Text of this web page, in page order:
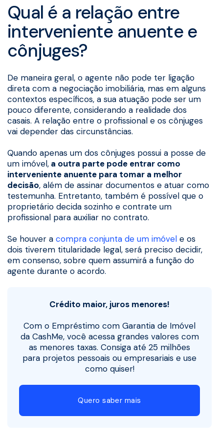
Qual é a relação entre
interveniente anuente e
cônjuges?
De maneira geral, o agente não pode ter ligação
direta com a negociação imobiliária, mas em alguns
contextos específicos, a sua atuação pode ser um
pouco diferente, considerando a realidade dos
casais. A relação entre o profissional e os cônjuges
vai depender das circunstâncias.
Quando apenas um dos cônjuges possui a posse de
um imóvel, a outra parte pode entrar como
interveniente anuente para tomar a melhor
decisão, além de assinar documentos e atuar como
testemunha. Entretanto, também é possível que o
proprietário decida sozinho e contrate um
profissional para auxiliar no contrato.
Se houver a compra conjunta de um imóvel e os
dois tiverem titularidade legal, será preciso decidir,
em consenso, sobre quem assumirá a função do
agente durante o acordo.
Crédito maior, juros menores!
Com o Empréstimo com Garantia de Imóvel
da CashMe, você acessa grandes valores com
as menores taxas. Consiga até 25 milhões
para projetos pessoais ou empresariais e use
como quiser!
Quero saber mais